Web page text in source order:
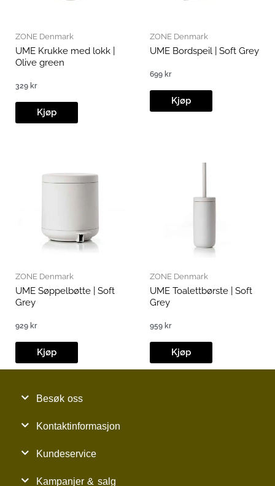
ZONE Denmark
UME Krukke med lokk |
Olive green
329 kr
Kjøp
ZONE Denmark
UME Bordspeil | Soft Grey
699 kr
Kjøp
ZONE Denmark
UME Søppelbøtte | Soft
Grey
929 kr
Kjøp
ZONE Denmark
UME Toalettbørste | Soft
Grey
959 kr
Kjøp
Besøk oss
Kontaktinformasjon
Kundeservice
Kampanjer & salg